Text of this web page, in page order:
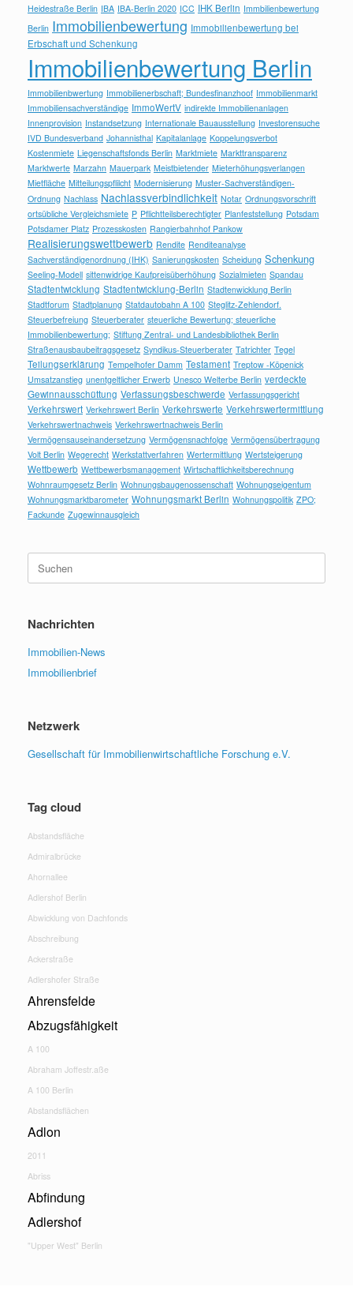
Heidestraße Berlin IBA IBA-Berlin 2020 ICC IHK Berlin Immbilienbewertung
Berlin Immobilienbewertung Immobilienbewertung bei
Erbschaft und Schenkung
Immobilienbewertung Berlin
Immobilienbwertung Immobilienerbschaft; Bundesfinanzhoof Immobilienmarkt
Immobiliensachverständige ImmoWertV indirekte Immobilienanlagen
Innenprovision Instandsetzung Internationale Bauausstellung Investorensuche
IVD Bundesverband Johannisthal Kapitalanlage Koppelungsverbot
Kostenmiete Liegenschaftsfonds Berlin Marktmiete Markttransparenz
Marktwerte Marzahn Mauerpark Meistbietender Mieterhöhungsverlangen
Mietfläche Mitteilungspflilcht Modernisierung Muster-Sachverständigen-
Ordnung Nachlass Nachlassverbindlichkeit Notar Ordnungsvorschrift
ortsübliche Vergleichsmiete P Pflichtteilsberechtigter Planfeststellung Potsdam
Potsdamer Platz Prozesskosten Rangierbahnhof Pankow
Realisierungswettbewerb Rendite Renditeanalyse
Sachverständigenordnung (IHK) Sanierungskosten Scheidung Schenkung
Seeling-Modell sittenwidrige Kaufpreisüberhöhung Sozialmieten Spandau
Stadtentwicklung Stadtentwicklung-Berlin Stadtenwicklung Berlin
Stadtforum Stadtplanung Statdautobahn A 100 Steglitz-Zehlendorf.
Steuerbefreiung Steuerberater steuerliche Bewertung; steuerliche
Immobilienbewertung; Stiftung Zentral- und Landesbibliothek Berlin
Straßenausbaubeitragsgesetz Syndikus-Steuerberater Tatrichter Tegel
Teilungserklärung Tempelhofer Damm Testament Treptow -Köpenick
Umsatzanstieg unentgeltlicher Erwerb Unesco Welterbe Berlin verdeckte
Gewinnausschüttung Verfassungsbeschwerde Verfassungsgericht
Verkehrswert Verkehrswert Berlin Verkehrswerte Verkehrswertermittlung
Verkehrswertnachweis Verkehrswertnachweis Berlin
Vermögensauseinandersetzung Vermögensnachfolge Vermögensübertragung
Volt Berlin Wegerecht Werkstattverfahren Wertermittlung Wertsteigerung
Wettbewerb Wettbewerbsmanagement Wirtschaftlichkeitsberechnung
Wohnraumgesetz Berlin Wohnungsbaugenossenschaft Wohnungseigentum
Wohnungsmarktbarometer Wohnungsmarkt Berlin Wohnungspolitik ZPO;
Fackunde Zugewinnausgleich
Suchen
nach:
Nachrichten
Immobilien-News
Immobilienbrief
Netzwerk
Gesellschaft für Immobilienwirtschaftliche Forschung e.V.
Tag cloud
Abstandsfläche
Admiralbrücke
Ahornallee
Adlershof Berlin
Abwicklung von Dachfonds
Abschreibung
Ackerstraße
Adlershofer Straße
Ahrensfelde
Abzugsfähigkeit
A 100
Abraham Joffestr.aße
A 100 Berlin
Abstandsflächen
Adlon
2011
Abriss
Abfindung
Adlershof
"Upper West" Berlin